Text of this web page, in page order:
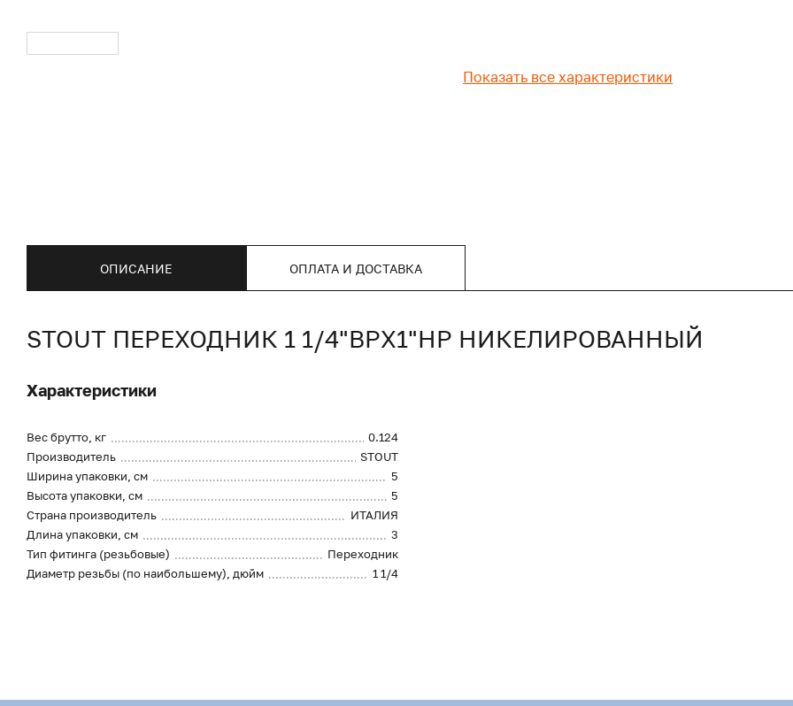
Показать все характеристики
ОПИСАНИЕ ОПЛАТА И ДОСТАВКА
STOUT ПЕРЕХОДНИК 1 1/4"ВРX1"НР НИКЕЛИРОВАННЫЙ
Характеристики
Вес брутто, кг
0.124
Производитель
STOUT
Ширина упаковки, см
5
Высота упаковки, см
5
Страна производитель
ИТАЛИЯ
Длина упаковки, см
3
Тип фитинга (резьбовые)
Переходник
Диаметр резьбы (по наибольшему), дюйм
1 1/4